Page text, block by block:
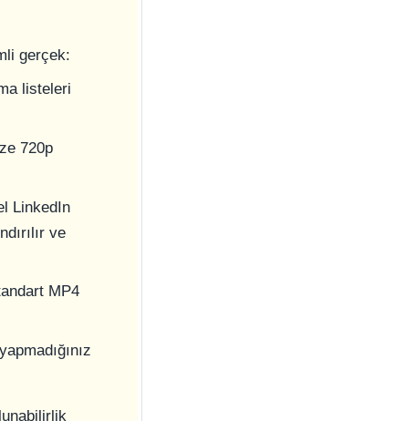
gerçek:
listeleri
720p
LinkedIn
ve
MP4